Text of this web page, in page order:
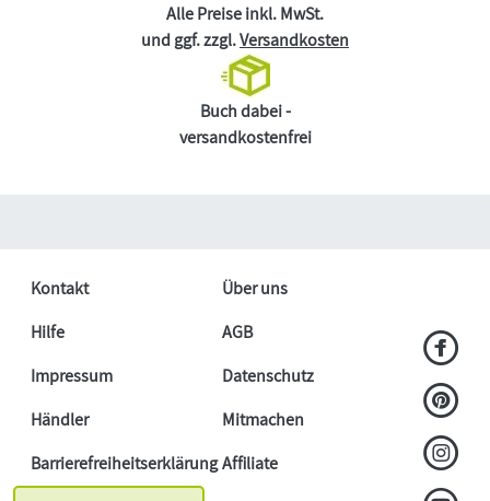
Alle Preise inkl. MwSt.
und ggf. zzgl.Versandkosten
Buch dabei -
versandkostenfrei
Kontakt
Über uns
Hilfe
AGB
Impressum
Datenschutz
Händler
Mitmachen
BarrierefreiheitserklärungAffiliate